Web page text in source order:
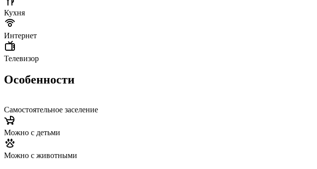
Кухня
Интернет
Телевизор
Особенности
Самостоятельное заселение
Можно с детьми
Можно с животными